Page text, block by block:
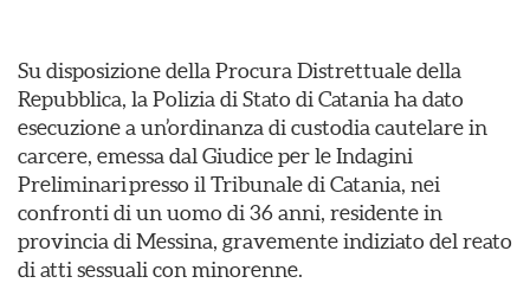
Su disposizione della Procura Distrettuale della
Repubblica, la Polizia di Stato di Catania ha dato
esecuzione a un’ordinanza di custodia cautelare in
carcere, emessa dal Giudice per le Indagini
Preliminari presso il Tribunale di Catania, nei
confronti di un uomo di 36 anni, residente in
provincia di Messina, gravemente indiziato del reato
di atti sessuali con minorenne.